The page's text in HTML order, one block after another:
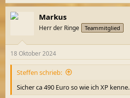
Markus
Herr der Ringe Teammitglied
18 Oktober 2024
Steffen schrieb:
Sicher ca 490 Euro so wie ich XP kenne.